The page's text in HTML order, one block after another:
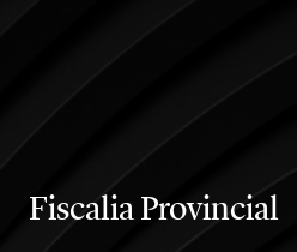
Fiscalia Provincial